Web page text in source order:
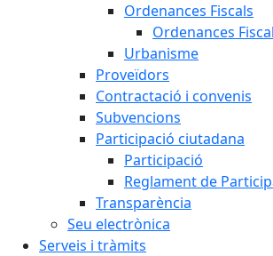
Ordenances Fiscals
Ordenances
Urbanisme
Proveïdors
Contractació i convenis
Subvencions
Participació ciutadana
Participació
Reglament de
Transparència
Seu electrònica
Serveis i tràmits